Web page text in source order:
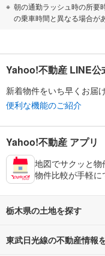
朝の通勤ラッシュ時の所要
の乗車時間と異なる場合が
Yahoo!不動産 LINE公
新着物件をいち早くお届
便利な機能のご紹介
Yahoo!不動産 アプリ
地図でサクッと物
物件比較が手軽に
栃木県の土地を探す
路線・駅から探す
東武日光線の不動産情報